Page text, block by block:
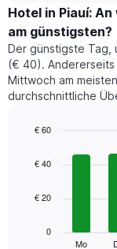
den
Zimmerpreis
im
jeweiligen
Monat
an.
Diagramm
die
Monate
Hotel in Piauí:
am günstigsten?
Der günstigste Tag,
(€ 40). Andererseits
Mittwoch am
durchschnittliche
chart
bars.
Das
folgendeMo
0
€ 20
€ 40
€ 60